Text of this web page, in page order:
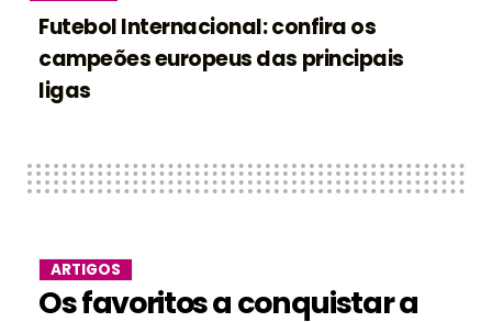
Futebol Internacional: confira os
campeões europeus das principais
ligas
ARTIGOS
Os favoritos a conquistar a